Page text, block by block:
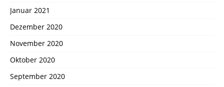
Januar 2021
Dezember 2020
November 2020
Oktober 2020
September 2020